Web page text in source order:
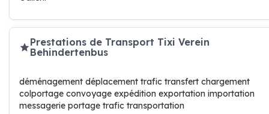
Prestations de Transport Tixi Verein
Behindertenbus
déménagement déplacement trafic transfert chargement
colportage convoyage expédition exportation importation
messagerie portage trafic transportation